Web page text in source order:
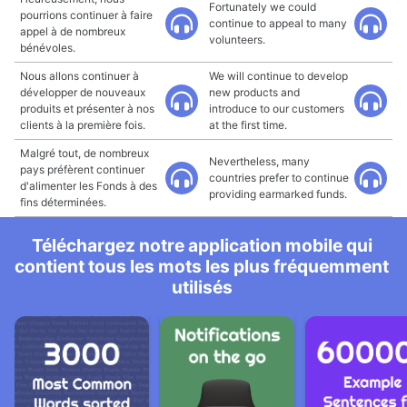
pourrions continuer à faire
appel à de nombreux
bénévoles.
Fortunately we could
continue to appeal to many
volunteers.
Nous allons continuer à
développer de nouveaux
produits et présenter à nos
clients à la première fois.
We will continue to develop
new products and
introduce to our customers
at the first time.
Malgré tout, de nombreux
pays préfèrent continuer
d'alimenter les Fonds à des
fins déterminées.
Nevertheless, many
countries prefer to continue
providing earmarked funds.
Téléchargez notre application mobile qui
contient tous les mots les plus fréquemment
utilisés